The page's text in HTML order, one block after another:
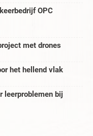
OPC
met drones
het hellend vlak
leerproblemen bij